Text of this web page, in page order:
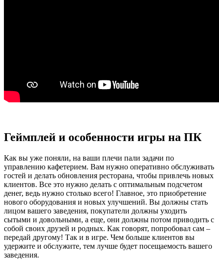
Геймплей и особенности игры на ПК
Как вы уже поняли, на ваши плечи пали задачи по
управлению кафетерием. Вам нужно оперативно обслуживать
гостей и делать обновления ресторана, чтобы привлечь новых
клиентов. Все это нужно делать с оптимальным подсчетом
денег, ведь нужно столько всего! Главное, это приобретение
нового оборудования и новых улучшений. Вы должны стать
лицом вашего заведения, покупатели должны уходить
сытыми и довольными, а еще, они должны потом приводить с
собой своих друзей и родных. Как говорят, попробовал сам –
передай другому! Так и в игре. Чем больше клиентов вы
удержите и обслужите, тем лучше будет посещаемость вашего
заведения.